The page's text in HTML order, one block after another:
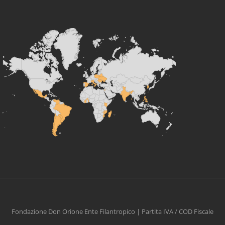
Fondazione Don Orione Ente Filantropico | Partita IVA / COD Fiscale